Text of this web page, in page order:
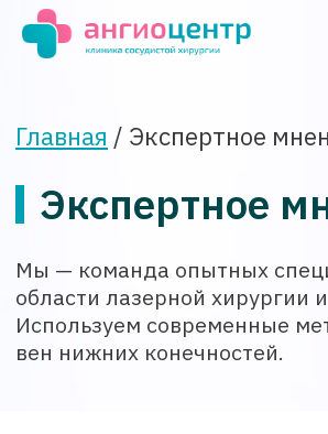
Мы — команда опытных специалистов в
области лазерной хирургии и флебологии.
Используем современные методы лечения
Экспертное мнение